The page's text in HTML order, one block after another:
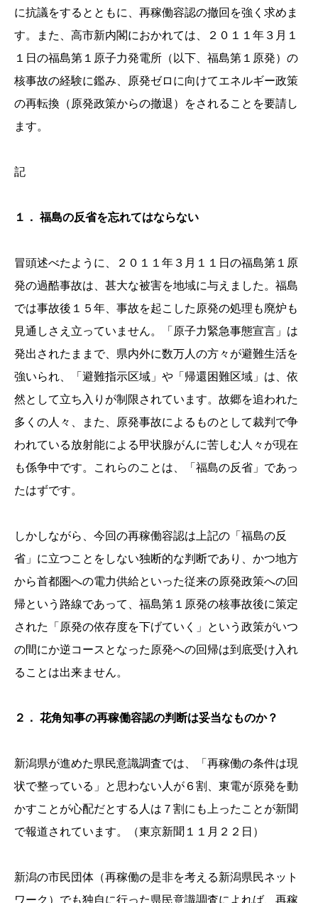
に抗議をするとともに、再稼働容認の撤回を強く求めま
す。また、高市新内閣におかれては、２０１１年３月１
１日の福島第１原子力発電所（以下、福島第１原発）の
核事故の経験に鑑み、原発ゼロに向けてエネルギー政策
の再転換（原発政策からの撤退）をされることを要請し
ます。
記
１． 福島の反省を忘れてはならない
冒頭述べたように、２０１１年３月１１日の福島第１原
発の過酷事故は、甚大な被害を地域に与えました。福島
では事故後１５年、事故を起こした原発の処理も廃炉も
見通しさえ立っていません。「原子力緊急事態宣言」は
発出されたままで、県内外に数万人の方々が避難生活を
強いられ、「避難指示区域」や「帰還困難区域」は、依
然として立ち入りが制限されています。故郷を追われた
多くの人々、また、原発事故によるものとして裁判で争
われている放射能による甲状腺がんに苦しむ人々が現在
も係争中です。これらのことは、「福島の反省」であっ
たはずです。
しかしながら、今回の再稼働容認は上記の「福島の反
省」に立つことをしない独断的な判断であり、かつ地方
から首都圏への電力供給といった従来の原発政策への回
帰という路線であって、福島第１原発の核事故後に策定
された「原発の依存度を下げていく」という政策がいつ
の間にか逆コースとなった原発への回帰は到底受け入れ
ることは出来ません。
２． 花角知事の再稼働容認の判断は妥当なものか？
新潟県が進めた県民意識調査では、「再稼働の条件は現
状で整っている」と思わない人が６割、東電が原発を動
かすことが心配だとする人は７割にも上ったことが新聞
で報道されています。（東京新聞１１月２２日）
新潟の市民団体（再稼働の是非を考える新潟県民ネット
ワーク）でも独自に行った県民意識調査によれば、再稼